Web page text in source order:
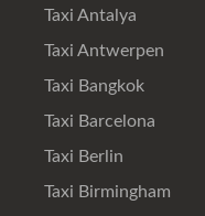
Taxi Antalya
Taxi Antwerpen
Taxi Bangkok
Taxi Barcelona
Taxi Berlin
Taxi Birmingham